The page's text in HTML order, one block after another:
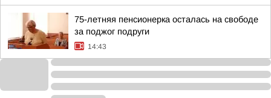
75-летняя пенсионерка осталась на свободе
за поджог подруги
14:43